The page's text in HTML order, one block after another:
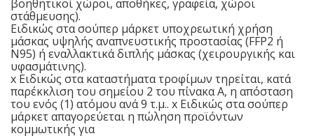
βοηθητικοί χώροι, αποθήκες, γραφεία, χώροι
στάθμευσης).
Ειδικώς στα σούπερ μάρκετ υποχρεωτική χρήση
μάσκας υψηλής αναπνευστικής προστασίας (FFP2 ή
Ν95) ή εναλλακτικά διπλής μάσκας (χειρουργικής και
υφασμάτινης).
x Ειδικώς στα καταστήματα τροφίμων τηρείται, κατά
παρέκκλιση του σημείου 2 του πίνακα Α, η απόσταση
του ενός (1) ατόμου ανά 9 τ.μ.. x Ειδικώς στα σούπερ
μάρκετ απαγορεύεται η πώληση προϊόντων
κομμωτικής για